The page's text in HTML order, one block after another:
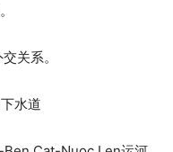
关系。
水道